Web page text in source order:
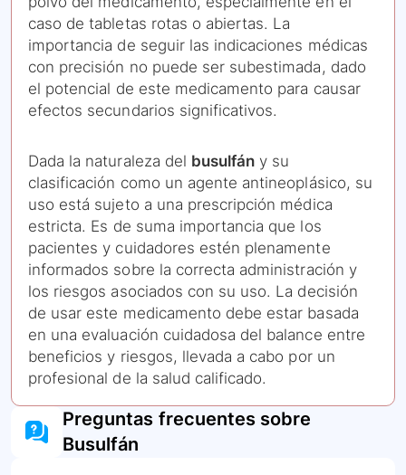
caso de tabletas rotas o abiertas. La
importancia de seguir las indicaciones médicas
con precisión no puede ser subestimada, dado
el potencial de este medicamento para causar
efectos secundarios significativos.
Dada la naturaleza del busulfán y su
clasificación como un agente antineoplásico, su
uso está sujeto a una prescripción médica
estricta. Es de suma importancia que los
pacientes y cuidadores estén plenamente
informados sobre la correcta administración y
los riesgos asociados con su uso. La decisión
de usar este medicamento debe estar basada
en una evaluación cuidadosa del balance entre
beneficios y riesgos, llevada a cabo por un
profesional de la salud calificado.
Preguntas frecuentes sobre
Busulfán